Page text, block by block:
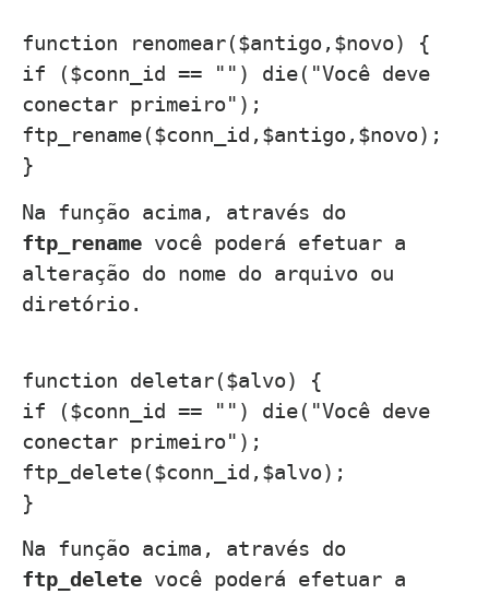
function renomear($antigo,$novo) {
if ($conn_id == "") die("Você deve
conectar primeiro");
ftp_rename($conn_id,$antigo,$novo);
}
Na função acima, através do
ftp_rename você poderá efetuar a
alteração do nome do arquivo ou
diretório.
function deletar($alvo) {
if ($conn_id == "") die("Você deve
conectar primeiro");
ftp_delete($conn_id,$alvo);
}
Na função acima, através do
ftp_delete você poderá efetuar a